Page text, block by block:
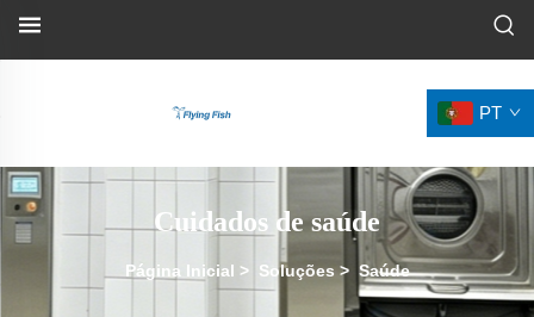
PT
Cuidados de saúde
Página Inicial > Soluções> Saúde